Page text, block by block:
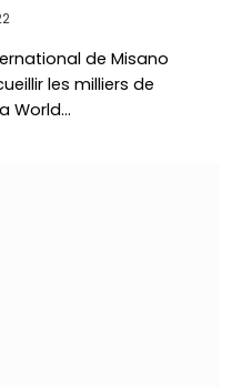
de Misano
les milliers de
World…